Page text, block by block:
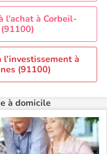
l’achat à Corbeil-
l’investissement à
(91100)
à domicile